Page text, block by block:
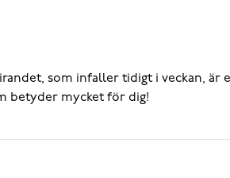
som infaller tidigt i veckan,
betyder mycket för dig!